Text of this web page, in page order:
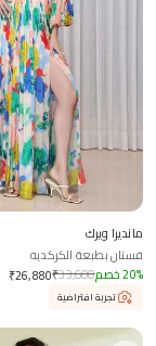
مانديرا ويرك
فستان بطبعة الكركديه
₹26,880₹33,600 20% خصم
تجربة افتراضية